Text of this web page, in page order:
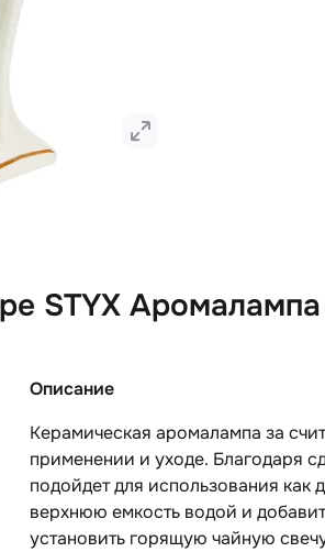
STYX
Описание
Керамическая аромалампа за
применении и уходе. Благодаря
подойдет для использования как
верхнюю емкость водой и
установить горящую чайную